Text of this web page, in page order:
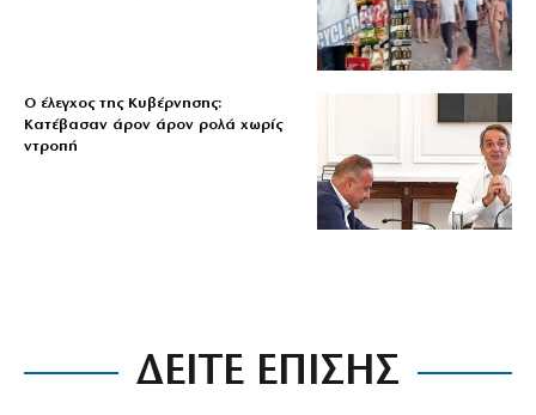
Ο έλεγχος της Κυβέρνησης:
Κατέβασαν άρον άρον ρολά χωρίς
ντροπή
ΔΕΙΤΕ ΕΠΙΣΗΣ